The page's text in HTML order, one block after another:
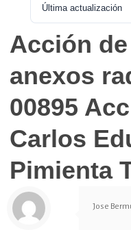
Última actualización
Acción
anexos
00895
Carlos
Pimienta
Jose